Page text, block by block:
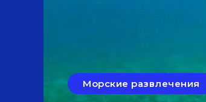
Морские развлечения